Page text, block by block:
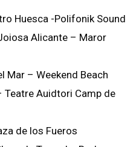
Huesca -Polifonik Sound
Alicante – Maror
Mar – Weekend Beach
Auidtori Camp de
de los Fueros